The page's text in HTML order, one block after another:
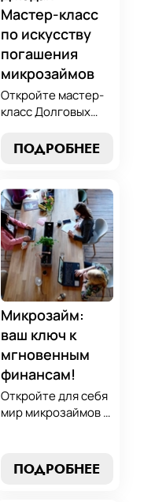
Мастер-класс
по искусству
погашения
микрозаймов
Откройте мастер-
класс Долговых
погашению
финансового
равновесия.
Узнайте, как
управлять долгами
и достичь
финансовой
гармонии, следуя
нашим
проверенным
стратегиям.
ПОДРОБНЕЕ
Микрозайм:
ваш ключ к
мгновенным
финансам!
Откройте для себя
мир микрозаймов с
выбрать лучший
микрозайм,
ПОДРОБНЕЕ